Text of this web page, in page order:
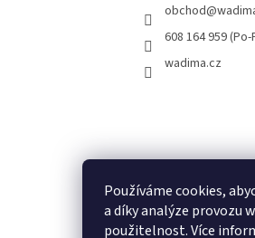
Používáme cookies,
a díky analýze provozu
použitelnost. Více
obchod@
608 164 959 (Po-
wadima.cz